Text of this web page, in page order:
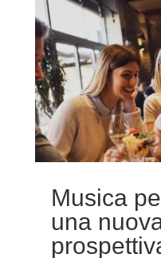
Musica
una